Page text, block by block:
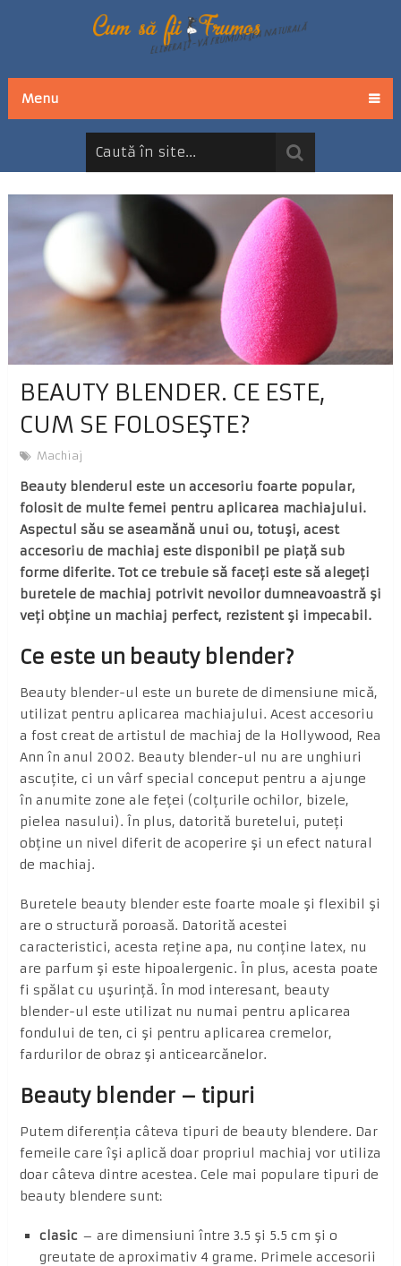
Menu
BEAUTY BLENDER. CE ESTE,
CUM SE FOLOSEŞTE?
Machiaj
Beauty blenderul este un accesoriu foarte popular,
folosit de multe femei pentru aplicarea machiajului.
Aspectul său se aseamănă unui ou, totuşi, acest
accesoriu de machiaj este disponibil pe piaţă sub
forme diferite. Tot ce trebuie să faceţi este să alegeţi
buretele de machiaj potrivit nevoilor dumneavoastră şi
veţi obţine un machiaj perfect, rezistent şi impecabil.
Ce este un beauty blender?
Beauty blender-ul este un burete de dimensiune mică,
utilizat pentru aplicarea machiajului. Acest accesoriu
a fost creat de artistul de machiaj de la Hollywood, Rea
Ann în anul 2002. Beauty blender-ul nu are unghiuri
ascuţite, ci un vârf special conceput pentru a ajunge
în anumite zone ale feţei (colţurile ochilor, bizele,
pielea nasului). În plus, datorită buretelui, puteţi
obţine un nivel diferit de acoperire şi un efect natural
de machiaj.
Buretele beauty blender este foarte moale şi flexibil şi
are o structură poroasă. Datorită acestei
caracteristici, acesta reţine apa, nu conţine latex, nu
are parfum şi este hipoalergenic. În plus, acesta poate
fi spălat cu uşurinţă. În mod interesant, beauty
blender-ul este utilizat nu numai pentru aplicarea
fondului de ten, ci şi pentru aplicarea cremelor,
fardurilor de obraz şi anticearcănelor.
Beauty blender – tipuri
Putem diferenţia câteva tipuri de beauty blendere. Dar
femeile care îşi aplică doar propriul machiaj vor utiliza
doar câteva dintre acestea. Cele mai populare tipuri de
beauty blendere sunt:
clasic – are dimensiuni între 3.5 şi 5.5 cm şi o
greutate de aproximativ 4 grame. Primele accesorii